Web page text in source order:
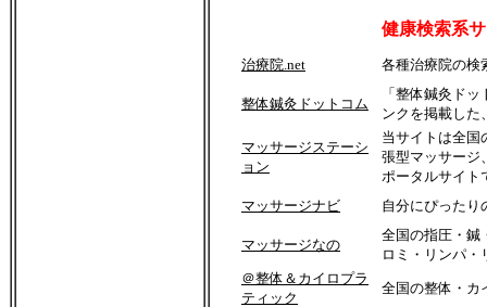
健康検索系
治療院.net 各種治療院の検
整体鍼灸ドットコム
「整体鍼灸ド
ンクを掲載した
マッサージステーシ
ョン
当サイトは全国
張型マッサージ
ポータルサイト
マッサージナビ
自分にぴったり
マッサージなの
全国の指圧・鍼
ロミ・リンパ・
＠整体＆カイロプラ
ティック
全国の整体・カ